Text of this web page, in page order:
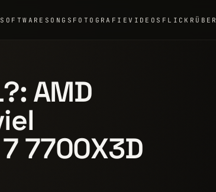
SOFTWARE SONGS FOTOGRAFIEVIDEOS FLICKR ÜBER
AMD
7700X3D